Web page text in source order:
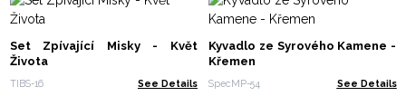
Set Zpívající Misky - Květ
Života
TIBS-16 See Details
Kyvadlo ze Syrového Kamene -
Křemen
SpecMP-54 See Details